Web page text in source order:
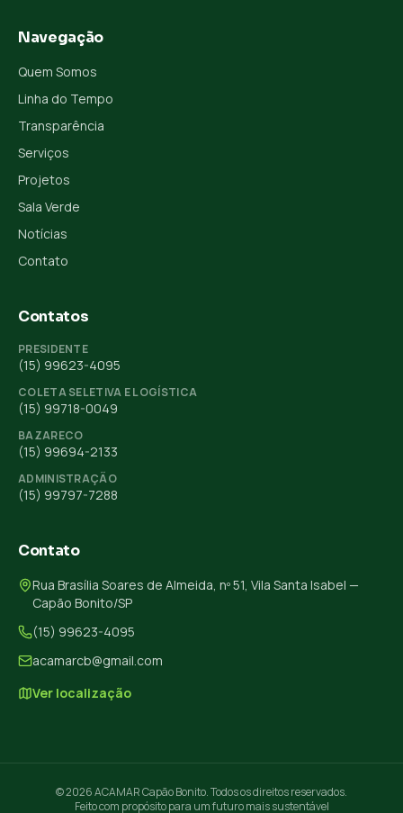
Navegação
Quem Somos
Linha do Tempo
Transparência
Serviços
Projetos
Sala Verde
Notícias
Contato
Contatos
PRESIDENTE
(15) 99623-4095
COLETA SELETIVA E LOGÍSTICA
(15) 99718-0049
BAZARECO
(15) 99694-2133
ADMINISTRAÇÃO
(15) 99797-7288
Contato
Rua Brasília Soares de Almeida, nº 51, Vila Santa Isabel —
Capão Bonito/SP
(15) 99623-4095
acamarcb@gmail.com
Ver localização
© 2026 ACAMAR Capão Bonito. Todos os direitos reservados.
Feito com propósito para um futuro mais sustentável